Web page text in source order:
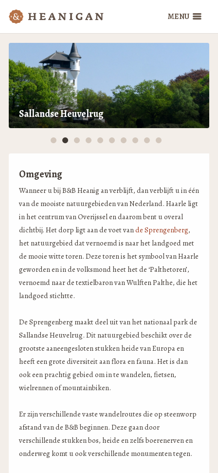
Sallandse Heuvelrug
Omgeving
Wanneer u bij B&B Heanig an verblijft, dan verblijft u in één
van de mooiste natuurgebieden van Nederland. Haarle ligt
in het centrum van Overijssel en daarom bent u overal
dichtbij. Het dorp ligt aan de voet vande Sprengenberg,
het natuurgebied dat vernoemd is naar het landgoed met
de mooie witte toren. Deze toren is het symbool van Haarle
geworden en in de volksmond heet het de ‘Palthetoren’,
vernoemd naar de textielbaron van Wulften Palthe, die het
landgoed stichtte.
De Sprengenberg maakt deel uit van het nationaal park de
Sallandse Heuvelrug. Dit natuurgebied beschikt over de
grootste aaneengesloten stukken heide van Europa en
heeft een grote diversiteit aan flora en fauna. Het is dan
ook een prachtig gebied om in te wandelen, fietsen,
wielrennen of mountainbiken.
Er zijn verschillende vaste wandelroutes die op steenworp
afstand van de B&B beginnen. Deze gaan door
verschillende stukken bos, heide en zelfs boerenerven en
onderweg komt u ook verschillende monumenten tegen.